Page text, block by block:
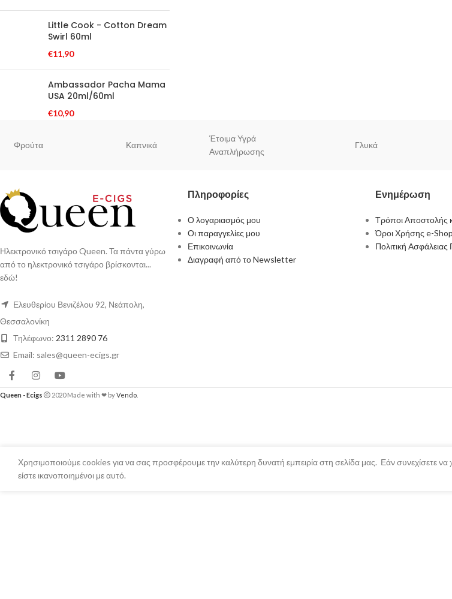
Little Cook - Cotton Dream
Swirl 60ml
€11,90
Ambassador Pacha Mama
USA 20ml/60ml
€10,90
Φρούτα Καπνικά
Έτοιμα Υγρά
Αναπλήρωσης
Γλυκά
Ηλεκτρονικό τσιγάρο Queen. Τα πάντα γύρω
από το ηλεκτρονικό τσιγάρο βρίσκονται...
εδώ!
Ελευθερίου Βενιζέλου 92, Νεάπολη,
Θεσσαλονίκη
Τηλέφωνο: 2311 2890 76
Email: sales@queen-ecigs.gr
Πληροφορίες
Ο λογαριασμός μου
Οι παραγγελίες μου
Επικοινωνία
Διαγραφή από το Newsletter
Ενημέρωση
Τρόποι Αποστολής
Όροι Χρήσης e-Shop
Πολιτική
Queen - Ecigs 2020 Made with ❤ byVendo
Χρησιμοποιούμε cookies για να σας προσφέρουμε την καλύτερη δυνατή εμπειρία στη σελίδα μας. Εάν συνεχίσετε
είστε ικανοποιημένοι με αυτό.